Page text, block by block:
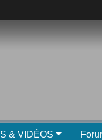
& VIDÉOS